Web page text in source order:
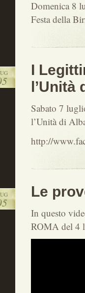
Domenica 8
Festa della
I
l’Unità
Sabato 7
l’Unità di
http://
Le
In questo
ROMA del 4